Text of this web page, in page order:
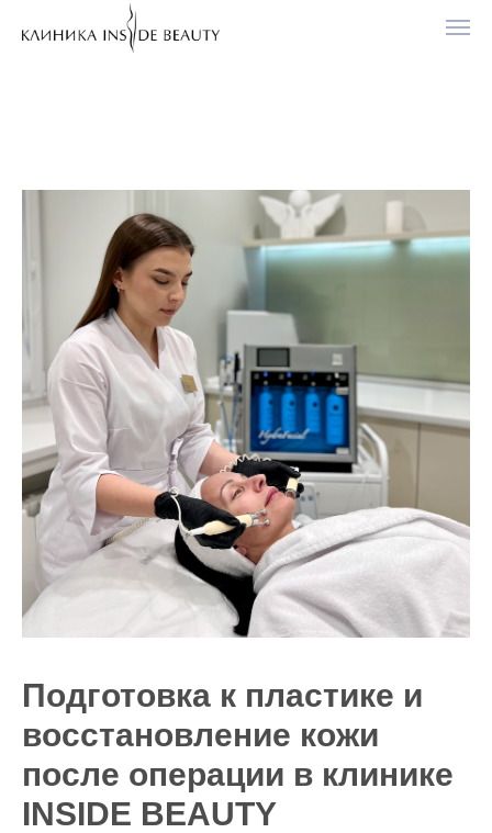
Подготовка к пластике и
восстановление кожи
после операции в клинике
INSIDE BEAUTY